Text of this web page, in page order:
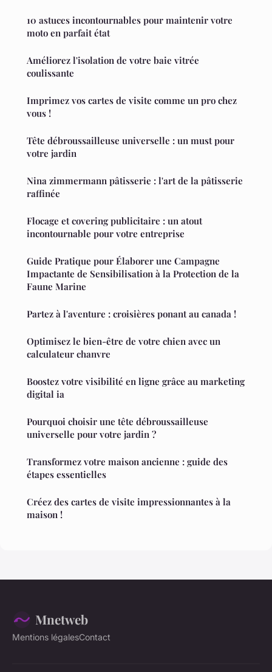
10 astuces incontournables pour maintenir votre
moto en parfait état
Améliorez l'isolation de votre baie vitrée
coulissante
Imprimez vos cartes de visite comme un pro chez
vous !
Tête débroussailleuse universelle : un must pour
votre jardin
Nina zimmermann pâtisserie : l'art de la pâtisserie
raffinée
Flocage et covering publicitaire : un atout
incontournable pour votre entreprise
Guide Pratique pour Élaborer une Campagne
Impactante de Sensibilisation à la Protection de la
Faune Marine
Partez à l'aventure : croisières ponant au canada !
Optimisez le bien-être de votre chien avec un
calculateur chanvre
Boostez votre visibilité en ligne grâce au marketing
digital ia
Pourquoi choisir une tête débroussailleuse
universelle pour votre jardin ?
Transformez votre maison ancienne : guide des
étapes essentielles
Créez des cartes de visite impressionnantes à la
maison !
Mnetweb
Mentions légalesContact